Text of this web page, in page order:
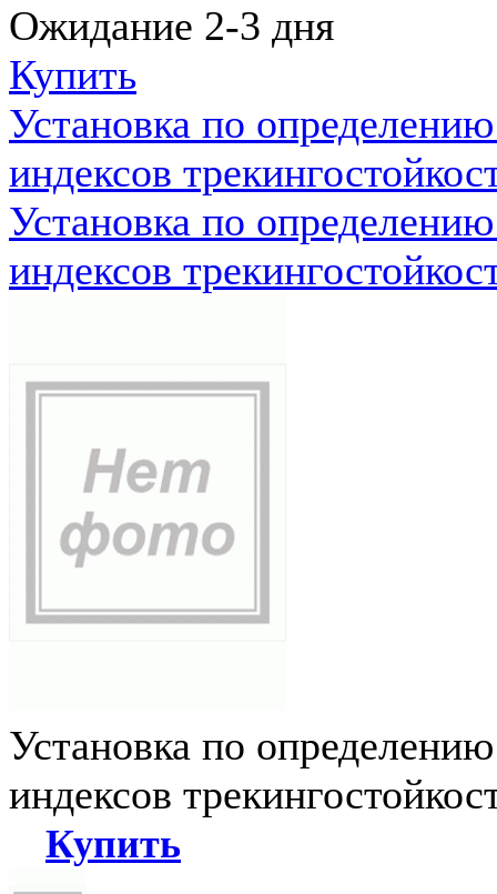
Ожидание 2-3 дня
Купить
Установка по
индексов
Установка по
индексов
Установка по
индексов
Купить